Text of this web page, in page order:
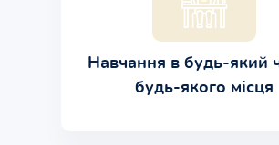
Навчання в будь-який
будь-якого місця